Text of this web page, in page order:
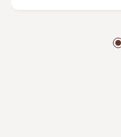
piscina enorme